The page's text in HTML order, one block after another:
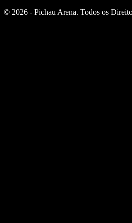
© 2026 - Pichau Arena. Todos os